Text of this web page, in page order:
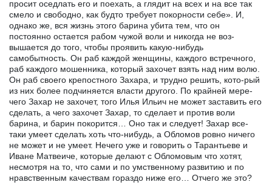
просит оседлать его и поехать, а глядит на всех и на все так
смело и свободно, как будто требует покорности себе». И,
однако же, вся жизнь этого барина убита тем, что он
постоянно остается рабом чужой воли и никогда не воз-
вышается до того, чтобы проявить какую-нибудь
самобытность. Он раб каждой женщины, каждого встречного,
раб каждого мошенника, который захочет взять над ним волю.
Он раб своего крепостного Захара, и трудно решить, кото-рый
из них более подчиняется власти другого. По крайней мере-
чего Захар не захочет, того Илья Ильич не может заставить его
сделать, а чего захочет Захар, то сделает и против воли
барина, и барин покорится… Оно так и следует! Захар все-
таки умеет сделать хоть что-нибудь, а Обломов ровно ничего
не может и не умеет. Нечего уже и говорить о Тарантьеве и
Иване Матвеиче, которые делают с Обломовым что хотят,
несмотря на то, что сами и по умственному развитию и по
нравственным качествам гораздо ниже его… Отчего же это?